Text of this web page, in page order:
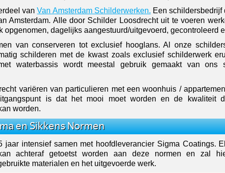
vanVan Amsterdam Schilderwerken. Een schildersbedrijf
Amsterdam. Alle door Schilder Loosdrecht uit te voeren
opgenomen, dagelijks aangestuurd/uitgevoerd, gecontroleerd
van conserveren tot exclusief hooglans. Al onze
schilderen met de kwast zoals exclusief schilderwerk
waterbassis wordt meestal gebruik gemaakt van ons
variëren van particulieren met een woonhuis /
is dat het mooi moet worden en de kwaliteit
worden.
en Sikkens Normen
jaar intensief samen met hoofdleverancier Sigma Coatings.
achteraf getoetst worden aan deze normen en zal
materialen en het uitgevoerde werk.